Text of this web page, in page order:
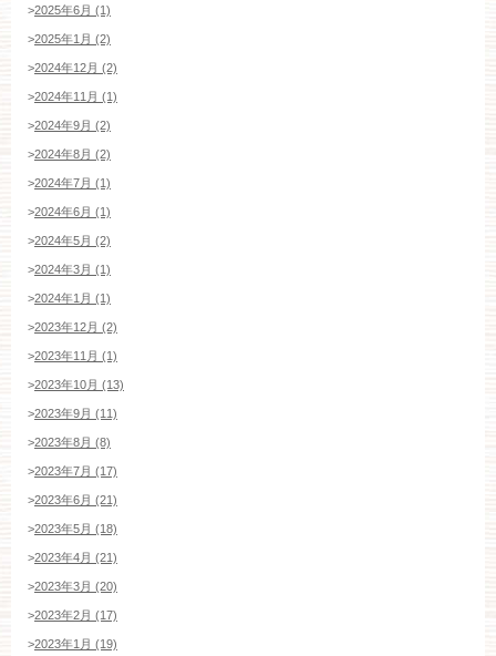
>2025年6月 (1)
>2025年1月 (2)
>2024年12月 (2)
>2024年11月 (1)
>2024年9月 (2)
>2024年8月 (2)
>2024年7月 (1)
>2024年6月 (1)
>2024年5月 (2)
>2024年3月 (1)
>2024年1月 (1)
>2023年12月 (2)
>2023年11月 (1)
>2023年10月 (13)
>2023年9月 (11)
>2023年8月 (8)
>2023年7月 (17)
>2023年6月 (21)
>2023年5月 (18)
>2023年4月 (21)
>2023年3月 (20)
>2023年2月 (17)
>2023年1月 (19)